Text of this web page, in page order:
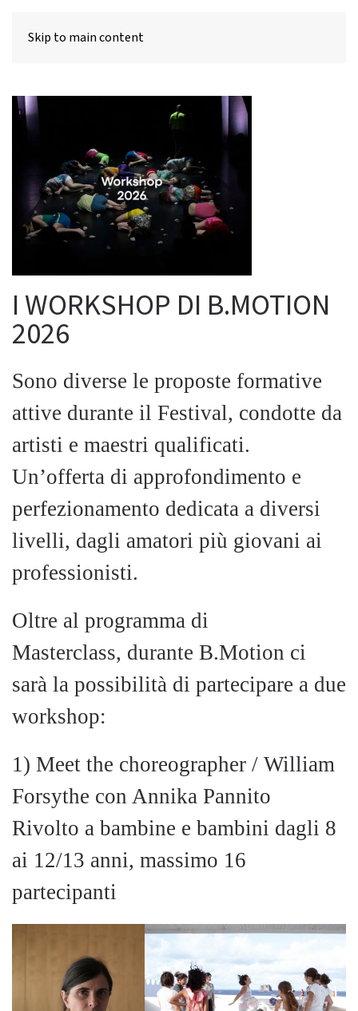
Skip to main content
I WORKSHOP DI B.MOTION
2026
Sono diverse le proposte formative
attive durante il Festival, condotte da
artisti e maestri qualificati.
Un’offerta di approfondimento e
perfezionamento dedicata a diversi
livelli, dagli amatori più giovani ai
professionisti.
Oltre al programma di
Masterclass, durante B.Motion ci
sarà la possibilità di partecipare a due
workshop:
1) Meet the choreographer / William
Forsythe con Annika Pannito
Rivolto a bambine e bambini dagli 8
ai 12/13 anni, massimo 16
partecipanti